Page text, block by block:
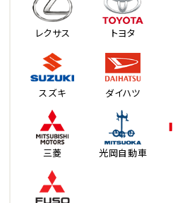
レクサス トヨタ
スズキ ダイハツ
三菱 光岡自動車